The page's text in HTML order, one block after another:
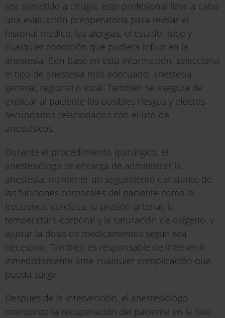
sea sometido a cirugía, este profesional lleva a cabo
una evaluación preoperatoria para revisar el
historial médico, las alergias, el estado físico y
cualquier condición que pudiera influir en la
anestesia. Con base en esta información, selecciona
el tipo de anestesia más adecuado: anestesia
general, regional o local. También se asegura de
explicar al paciente los posibles riesgos y efectos
secundarios relacionados con el uso de
anestésicos.
Durante el procedimiento quirúrgico, el
anestesiólogo se encarga de administrar la
anestesia, mantener un seguimiento constante de
las funciones corporales del paciente como la
frecuencia cardíaca, la presión arterial, la
temperatura corporal y la saturación de oxígeno, y
ajustar la dosis de medicamentos según sea
necesario. También es responsable de intervenir
inmediatamente ante cualquier complicación que
pueda surgir.
Después de la intervención, el anestesiólogo
monitoriza la recuperación del paciente en la fase